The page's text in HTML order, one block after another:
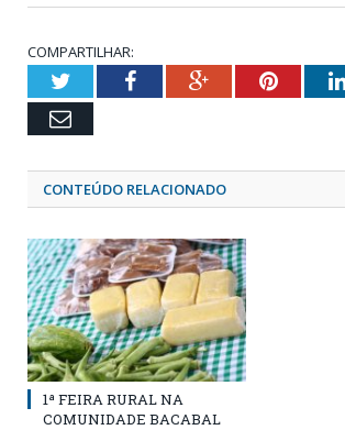
COMPARTILHAR:
TwitterFacebookGoogle+
Email
CONTEÚDO RELACIONADO
1ª FEIRA RURAL NA
COMUNIDADE BACABAL